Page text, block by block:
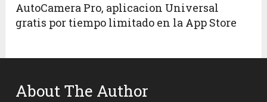
AutoCamera Pro, aplicacion Universal
gratis por tiempo limitado en la App Store
About The Author